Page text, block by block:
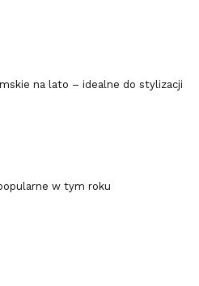
na lato – idealne do stylizacji
w tym roku